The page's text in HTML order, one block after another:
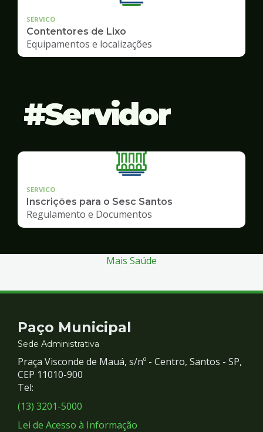
SERVICO
Contentores de Lixo
Equipamentos e localizações
Servidor
SERVICO
Inscrições para o Sesc Santos
Regulamento e Documentos
Mais Saúde
Contato
e
Redes
Sociais
Paço Municipal
Sede Administrativa
Praça Visconde de Mauá, s/nº - Centro, Santos - SP,
CEP 11010-900
Tel:
(13) 3201-5000
Lei de Acesso à Informação